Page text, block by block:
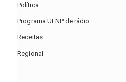
Política
Programa UENP de rádio
Receitas
Regional